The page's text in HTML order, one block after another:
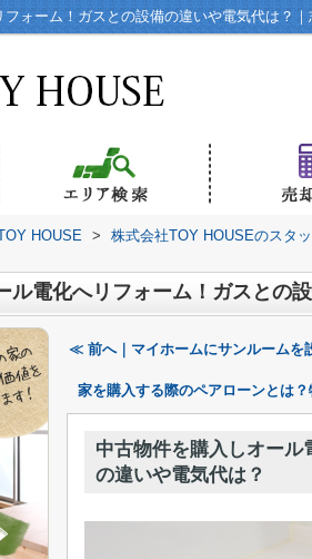
ォーム！ガスとの設備の違いや電気代は？
HOUSE > 株式会社TOY HOUSEのスタ
ル電化へリフォーム！ガスとの
≪ 前へ｜マイホームにサンルームを
家を購入する際のペアローンとは
中古物件を購入しオー
の違いや電気代は？